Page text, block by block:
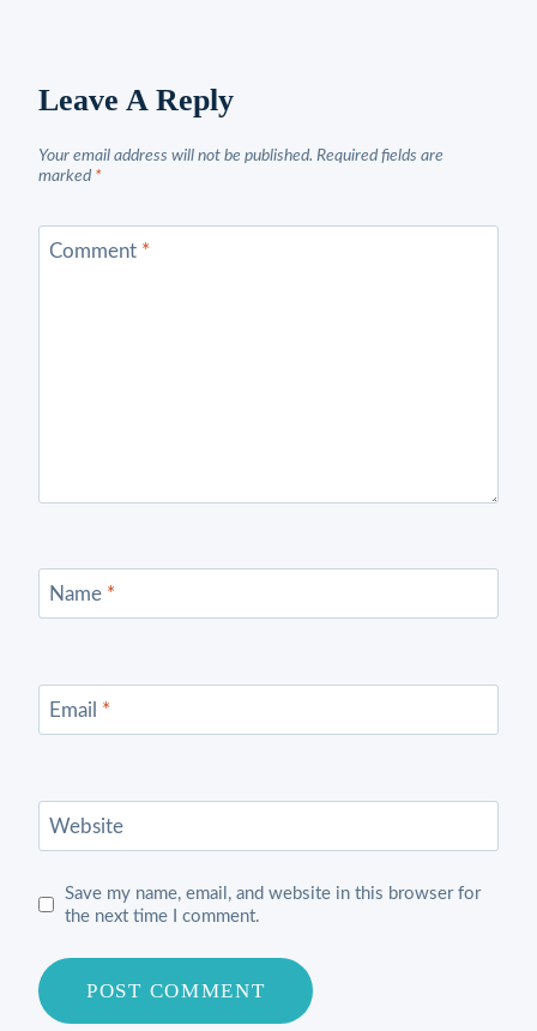
Leave A Reply
Your email address will not be published. Required fields are
marked *
Comment *
Name *
Email *
Website
Save my name, email, and website in this browser for
the next time I comment.